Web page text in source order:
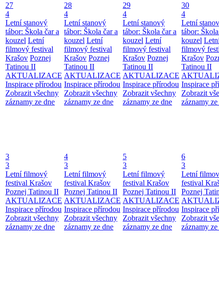
27
4
Letní stanový
tábor: Škola čar a
kouzel Letní
filmový festival
Krašov Poznej
Tatinou II
AKTUALIZACE
Inspirace přírodou
Zobrazit všechny
záznamy ze dne
28
4
Letní stanový
tábor: Škola čar a
kouzel Letní
filmový festival
Krašov Poznej
Tatinou II
AKTUALIZACE
Inspirace přírodou
Zobrazit všechny
záznamy ze dne
29
4
Letní stanový
tábor: Škola čar a
kouzel Letní
filmový festival
Krašov Poznej
Tatinou II
AKTUALIZACE
Inspirace přírodou
Zobrazit všechny
záznamy ze dne
30
4
Letní
tábor:
kouzel
filmový
Krašov
Tatinou II
Inspirace
Zobrazit
záznamy
3
3
Letní filmový
festival Krašov
Poznej Tatinou II
AKTUALIZACE
Inspirace přírodou
Zobrazit všechny
záznamy ze dne
4
3
Letní filmový
festival Krašov
Poznej Tatinou II
AKTUALIZACE
Inspirace přírodou
Zobrazit všechny
záznamy ze dne
5
3
Letní filmový
festival Krašov
Poznej Tatinou II
AKTUALIZACE
Inspirace přírodou
Zobrazit všechny
záznamy ze dne
6
3
Letní
festival
Poznej
Inspirace
Zobrazit
záznamy